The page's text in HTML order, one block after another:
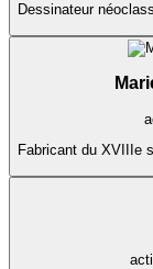
Dessinateur
Fabricant du XVIIIe